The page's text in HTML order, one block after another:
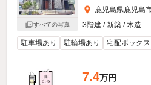
すべての写真
鹿児島県鹿児島
3階建 / 新築 / 木造
駐車場あり 駐輪場あり 宅配ボックス
7.4万円